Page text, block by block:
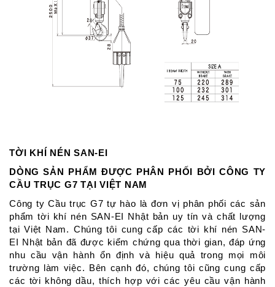
TỜI KHÍ NÉN SAN-EI
DÒNG SẢN PHẨM ĐƯỢC PHÂN PHỐI BỞI CÔNG TY
CẦU TRỤC G7 TẠI VIỆT NAM
Công ty Cầu trục G7 tự hào là đơn vị phân phối các sản
phẩm tời khí nén SAN-EI Nhật bản uy tín và chất lượng
tại Việt Nam. Chúng tôi cung cấp các tời khí nén SAN-
EI Nhật bản đã được kiểm chứng qua thời gian, đáp ứng
nhu cầu vận hành ổn định và hiệu quả trong mọi môi
trường làm việc. Bên cạnh đó, chúng tôi cũng cung cấp
các tời không dầu, thích hợp với các yêu cầu vận hành